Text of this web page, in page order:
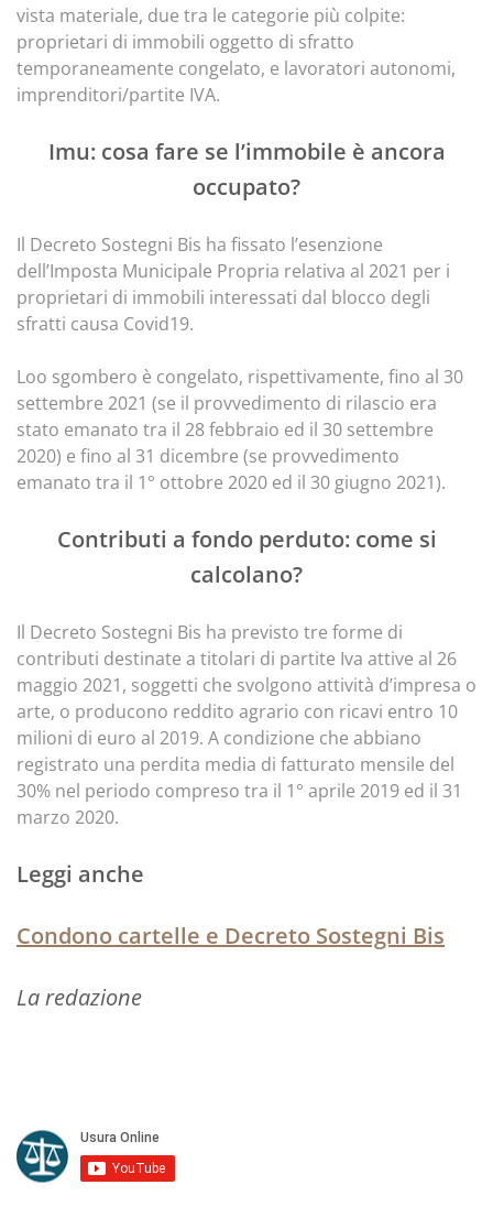
vista materiale, due tra le categorie più colpite:
proprietari di immobili oggetto di sfratto
temporaneamente congelato, e lavoratori autonomi,
imprenditori/partite IVA.
Imu: cosa fare se l’immobile è ancora
occupato?
Il Decreto Sostegni Bis ha fissato l’esenzione
dell’Imposta Municipale Propria relativa al 2021 per i
proprietari di immobili interessati dal blocco degli
sfratti causa Covid19.
Loo sgombero è congelato, rispettivamente, fino al 30
settembre 2021 (se il provvedimento di rilascio era
stato emanato tra il 28 febbraio ed il 30 settembre
2020) e fino al 31 dicembre (se provvedimento
emanato tra il 1° ottobre 2020 ed il 30 giugno 2021).
Contributi a fondo perduto: come si
calcolano?
Il Decreto Sostegni Bis ha previsto tre forme di
contributi destinate a titolari di partite Iva attive al 26
maggio 2021, soggetti che svolgono attività d’impresa o
arte, o producono reddito agrario con ricavi entro 10
milioni di euro al 2019. A condizione che abbiano
registrato una perdita media di fatturato mensile del
30% nel periodo compreso tra il 1° aprile 2019 ed il 31
marzo 2020.
Leggi anche
Condono cartelle e Decreto Sostegni Bis
La redazione